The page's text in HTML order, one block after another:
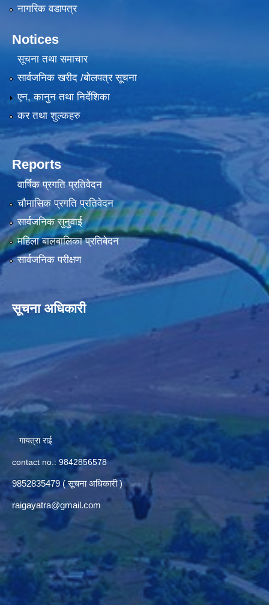
नागरिक वडापत्र
Notices
सूचना तथा समाचार
सार्वजनिक खरीद /बोलपत्र सूचना
एन, कानुन तथा निर्देशिका
कर तथा शुल्कहरु
Reports
वार्षिक प्रगति प्रतिवेदन
चौमासिक प्रगति प्रतिवेदन
सार्वजनिक सुनुवाई
महिला बालबालिका प्रतिबेदन
सार्वजनिक परीक्षण
सूचना अधिकारी
गायत्रा राई
contact no.: 9842856578
9852835479 ( सूचना अधिकारी )
raigayatra@gmail.com